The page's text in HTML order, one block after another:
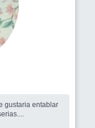
gustaria entablar